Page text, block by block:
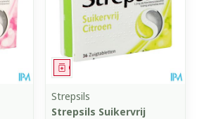
Geneesmiddel
Strepsils
Strepsils Suikervrij